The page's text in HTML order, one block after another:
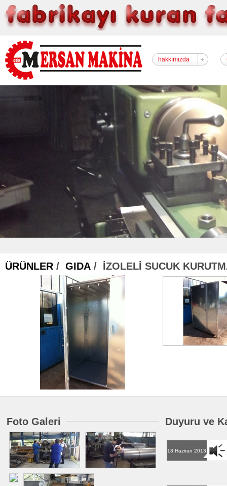
hakkımızda
ÜRÜNLER / GIDA / İZOLELİ SUCUK
Foto Galeri Duyuru ve
18 Haziran 2013